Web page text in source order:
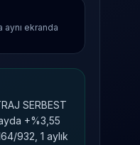
aynı ekranda
SERBEST
+%3,55
932, 1 aylık